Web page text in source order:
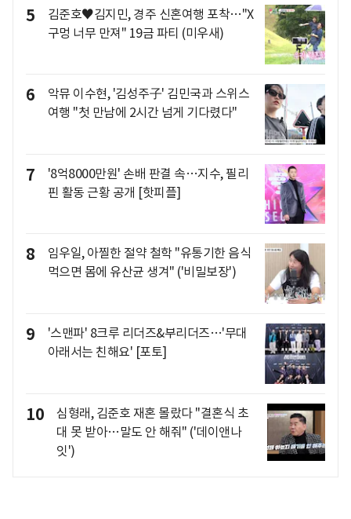
5
김준호♥김지민, 경주 신혼여행 포착…"X
구멍 너무 만져" 19금 파티 (미우새)
6
악뮤 이수현, '김성주子' 김민국과 스위스
여행 "첫 만남에 2시간 넘게 기다렸다"
7
'8억8000만원' 손배 판결 속…지수, 필리
핀 활동 근황 공개 [핫피플]
8
임우일, 아찔한 절약 철학 "유통기한 음식
먹으면 몸에 유산균 생겨" ('비밀보장')
9
'스맨파' 8크루 리더즈&부리더즈…'무대
아래서는 친해요' [포토]
10
심형래, 김준호 재혼 몰랐다 "결혼식 초
대 못 받아…말도 안 해줘" ('데이앤나
잇')